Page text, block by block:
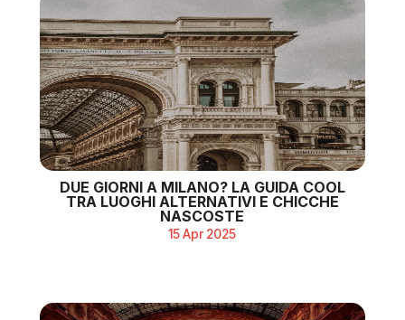
DUE GIORNI A MILANO? LA GUIDA COOL
TRA LUOGHI ALTERNATIVI E CHICCHE
NASCOSTE
15 Apr 2025